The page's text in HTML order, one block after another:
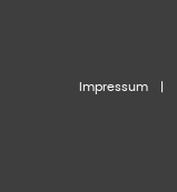
Impressum